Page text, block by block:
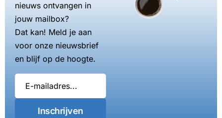
nieuws ontvangen in
jouw mailbox?
Dat kan! Meld je aan
voor onze nieuwsbrief
en blijf op de hoogte.
Inschrijven